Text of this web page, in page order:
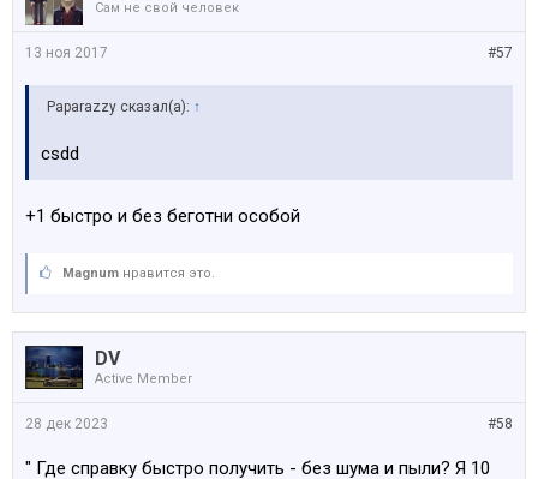
Сам не свой человек
#57
13 ноя 2017
Paparazzy сказал(а): ↑
csdd
+1 быстро и без беготни особой
Magnum нравится это.
DV
Active Member
#58
28 дек 2023
" Где справку быстро получить - без шума и пыли? Я 10